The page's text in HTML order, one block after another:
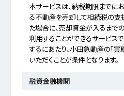
本サービスは、納税期限までに
る不動産を売却して相続税の支
た場合に、売却資金が入るまで
利用することができるサービス
するにあたり、小田急動産の「
いただくことが条件となります。
融資金融機関